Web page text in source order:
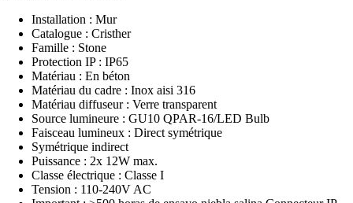
Installation : Mur
Catalogue : Cristher
Famille : Stone
Protection IP : IP65
Matériau : En béton
Matériau du cadre : Inox aisi 316
Matériau diffuseur : Verre transparent
Source lumineure : GU10 QPAR-16/LED Bulb
Faisceau lumineux : Direct symétrique
Symétrique indirect
Puissance : 2x 12W max.
Classe électrique : Classe I
Tension : 110-240V AC